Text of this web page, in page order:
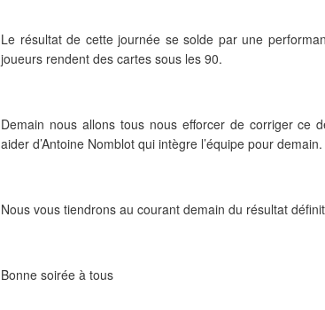
Le résultat de cette journée se solde par une
joueurs rendent des cartes sous les 90.
Demain nous allons tous nous efforcer de corriger ce
aider d’Antoine Nomblot qui intègre l’équipe pour demain.
Nous vous tiendrons au courant demain du résultat
Bonne soirée à tous